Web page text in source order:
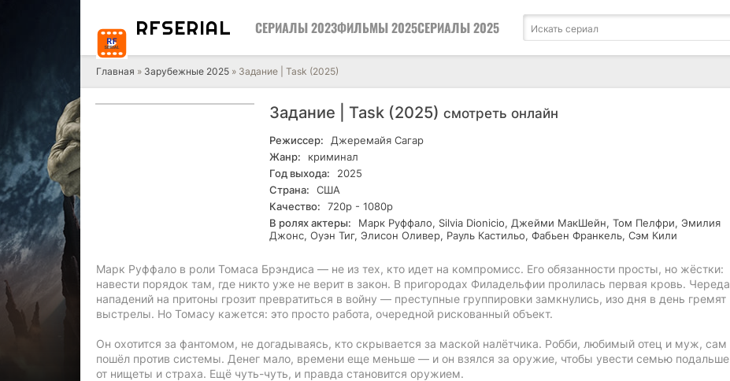
RFSERIAL СЕРИАЛЫ 2023ФИЛЬМЫ 2025СЕРИАЛЫ 2025
Главная » Зарубежные 2025 » Задание | Task (2025)
Задание | Task (2025) смотреть онлайн
Режиссер:
Джеремайя Сагар
Жанр:
криминал
Год выхода:
2025
Страна:
США
Качество:
720р - 1080р
В ролях актеры:
Марк Руффало, Silvia Dionicio, Джейми МакШейн, Том Пелфри, Эмилия
Джонс, Оуэн Тиг, Элисон Оливер, Рауль Кастильо, Фабьен Франкель, Сэм Кили
Марк Руффало в роли Томаса Брэндиса — не из тех, кто идет на компромисс. Его обязанности просты, но жёстки:
навести порядок там, где никто уже не верит в закон. В пригородах Филадельфии пролилась первая кровь. Череда
нападений на притоны грозит превратиться в войну — преступные группировки замкнулись, изо дня в день гремят
выстрелы. Но Томасу кажется: это просто работа, очередной рискованный объект.
Он охотится за фантомом, не догадываясь, кто скрывается за маской налётчика. Робби, любимый отец и муж, сам
пошёл против системы. Денег мало, времени еще меньше — и он взялся за оружие, чтобы увести семью подальше
от нищеты и страха. Ещё чуть-чуть, и правда становится оружием.